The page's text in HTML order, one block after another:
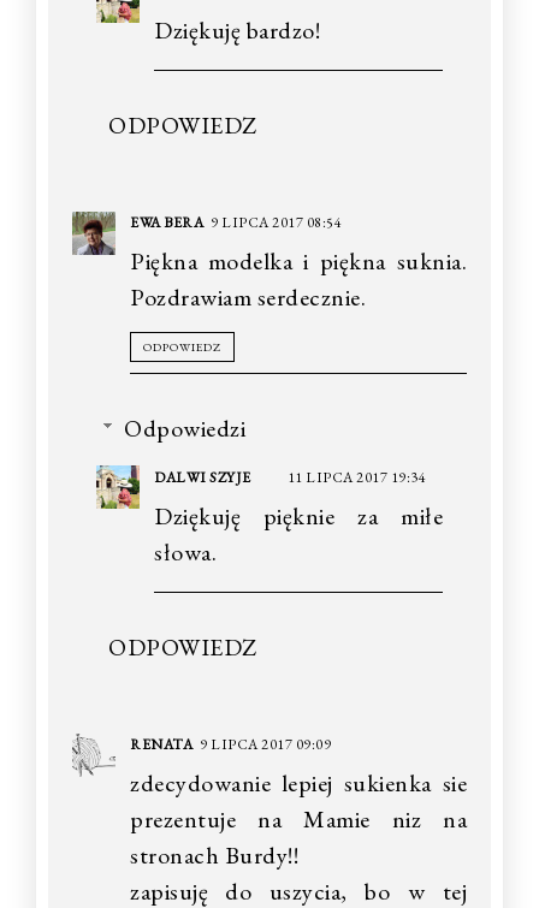
Dziękuję bardzo!
ODPOWIEDZ
EWA BERA 9 LIPCA 2017 08:54
Piękna modelka i piękna suknia.
Pozdrawiam serdecznie.
ODPOWIEDZ
Odpowiedzi
DALWI SZYJE 11 LIPCA 2017 19:34
Dziękuję pięknie za miłe
słowa.
ODPOWIEDZ
RENATA 9 LIPCA 2017 09:09
zdecydowanie lepiej sukienka sie
prezentuje na Mamie niz na
stronach Burdy!!
zapisuję do uszycia, bo w tej